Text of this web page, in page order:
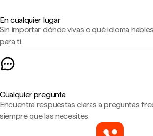
En cualquier lugar
Sin importar dónde vivas o qué idioma
para ti.
Cualquier pregunta
Encuentra respuestas claras a preguntas
siempre que las necesites.